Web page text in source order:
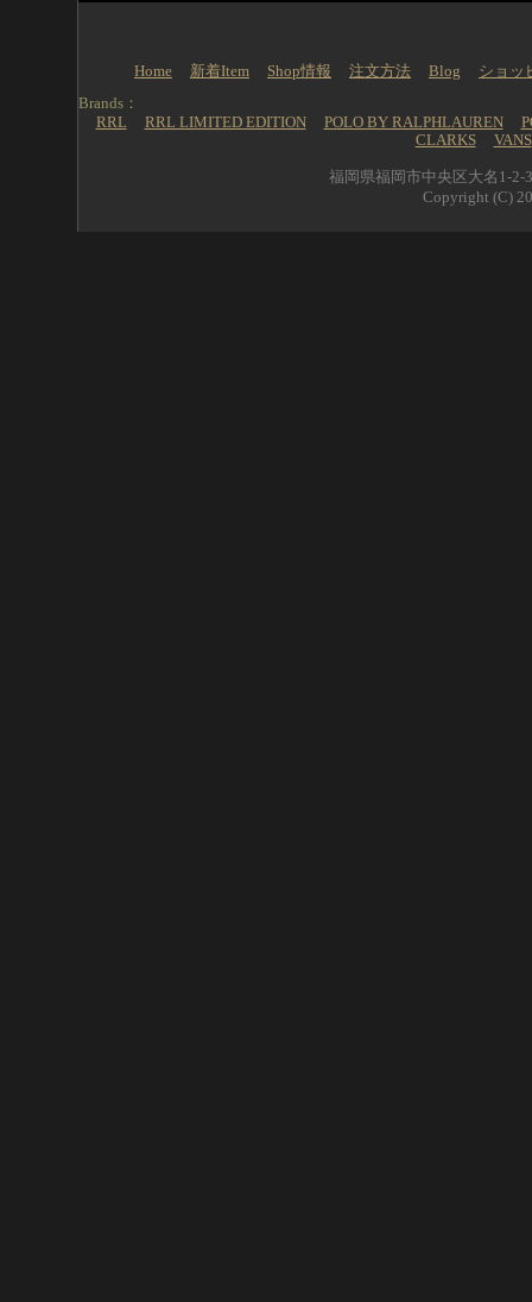
Home 新着Item Shop情報 注文方法 Blog
ショッ
Brands：
RRL
RRL LIMITED EDITION POLO BY RALPHLAUREN
CLARKS
VANS
福岡県福岡市中央区大名1-2-
Copyright (C)